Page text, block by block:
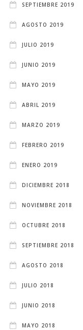
SEPTIEMBRE 2019
AGOSTO 2019
JULIO 2019
JUNIO 2019
MAYO 2019
ABRIL 2019
MARZO 2019
FEBRERO 2019
ENERO 2019
DICIEMBRE 2018
NOVIEMBRE 2018
OCTUBRE 2018
SEPTIEMBRE 2018
AGOSTO 2018
JULIO 2018
JUNIO 2018
MAYO 2018